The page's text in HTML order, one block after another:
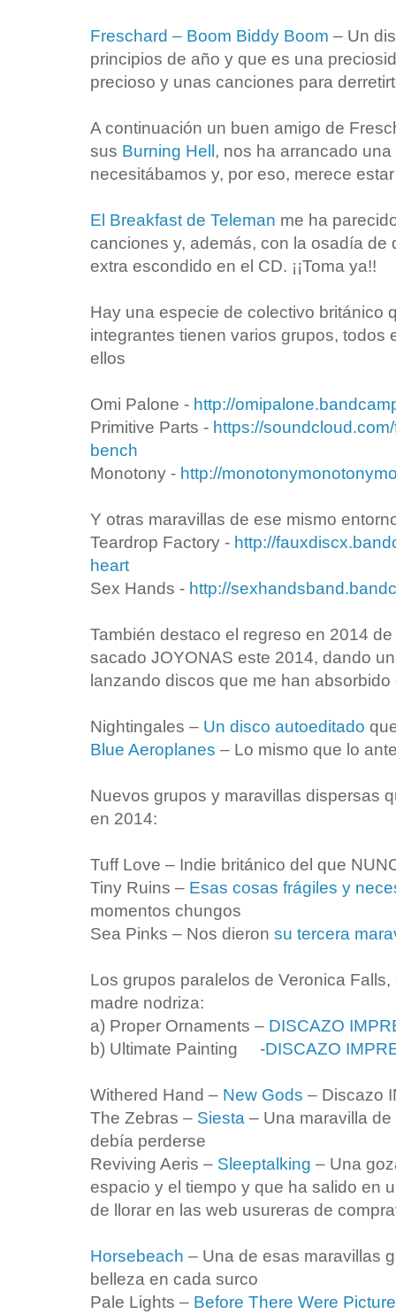
Freschard – Boom Biddy Boom – Un
principios de año y que es una
precioso y unas canciones para
A continuación un buen amigo de
sus Burning Hell, nos ha arrancado
necesitábamos y, por eso, merece
El Breakfast de Teleman me ha
canciones y, además, con la osadía de
extra escondido en el CD. ¡¡Toma ya!!
Hay una especie de colectivo británico
integrantes tienen varios grupos, todos
ellos
Omi Palone - http://
Primitive Parts - https://
bench
Monotony - http://
Y otras maravillas de ese mismo
Teardrop Factory - http://
heart
Sex Hands - http://
También destaco el regreso en 2014
sacado JOYONAS este 2014, dando
lanzando discos que me han
Nightingales – Un disco autoeditado
Blue Aeroplanes – Lo mismo que lo
Nuevos grupos y maravillas dispersas
en 2014:
Tuff Love – Indie británico del que
Tiny Ruins – Esas cosas frágiles y
momentos chungos
Sea Pinks – Nos dieron su tercera
Los grupos paralelos de Veronica
madre nodriza:
a) Proper Ornaments – DISCAZO
b) Ultimate Painting -DISCAZO
Withered Hand – New Gods – Discazo
The Zebras – Siesta – Una maravilla
debía perderse
Reviving Aeris – Sleeptalking – Una
espacio y el tiempo y que ha salido en
de llorar en las web usureras de
Horsebeach – Una de esas maravillas
belleza en cada surco
Pale Lights – Before There Were